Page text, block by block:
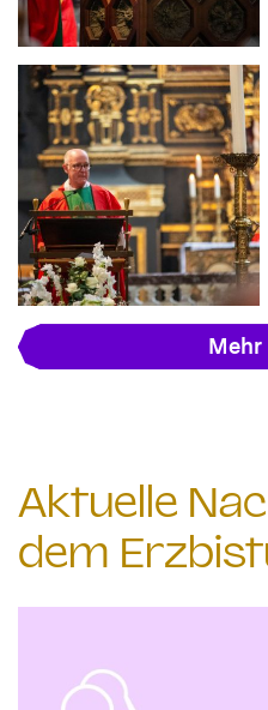
Mehr
Aktuelle
dem